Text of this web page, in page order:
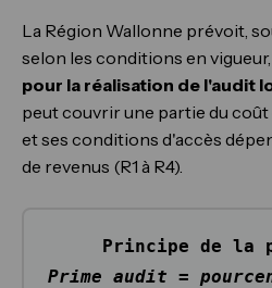
La Région Wallonne prévoit,
selon les conditions en
pour la réalisation de l'audit
peut couvrir une partie du
et ses conditions d'accès
de revenus (R1 à R4).
Principe de la
Prime audit =